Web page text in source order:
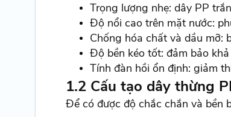
Trọng lượng nhẹ: dây PP
Độ nổi cao trên mặt nước:
Chống hóa chất và dầu mỡ:
Độ bền kéo tốt: đảm bảo
Tính đàn hồi ổn định: giảm
1.2 Cấu tạo dây thừng
Để có được độ chắc chắn và bền